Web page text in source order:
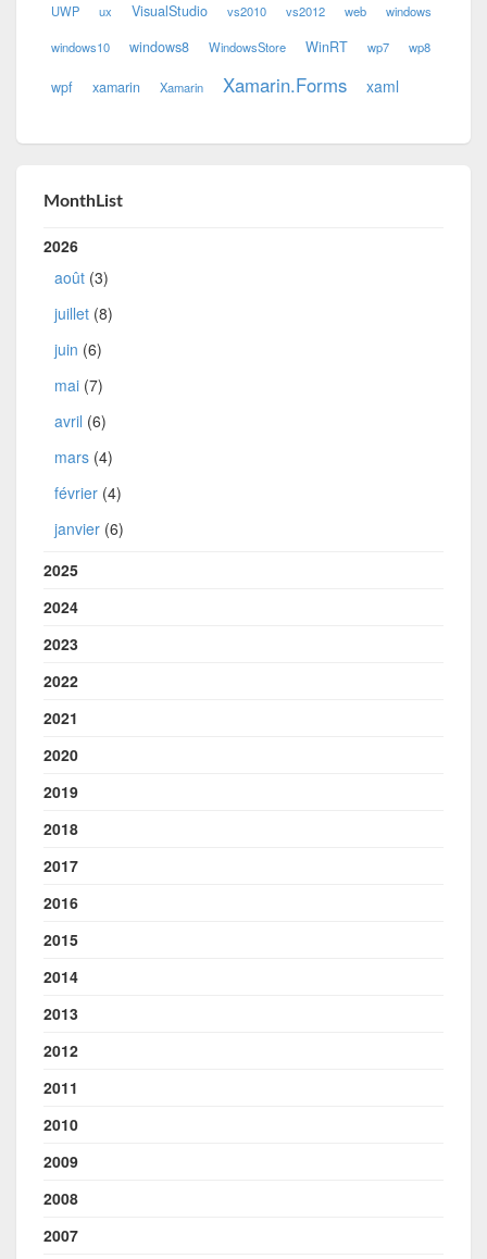
UWP ux VisualStudio vs2010 vs2012 web windows
windows10 windows8 WindowsStore WinRT wp7 wp8
wpf xamarin Xamarin Xamarin.Forms xaml
MonthList
2026
août (3)
juillet (8)
juin (6)
mai (7)
avril (6)
mars (4)
février (4)
janvier (6)
2025
2024
2023
2022
2021
2020
2019
2018
2017
2016
2015
2014
2013
2012
2011
2010
2009
2008
2007